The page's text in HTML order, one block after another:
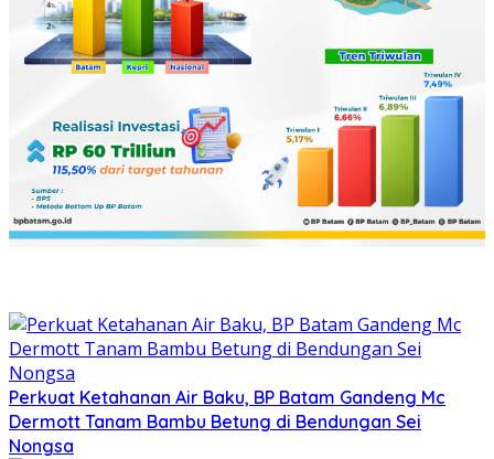
Perkuat Ketahanan Air Baku, BP Batam Gandeng Mc
Dermott Tanam Bambu Betung di Bendungan Sei
Nongsa